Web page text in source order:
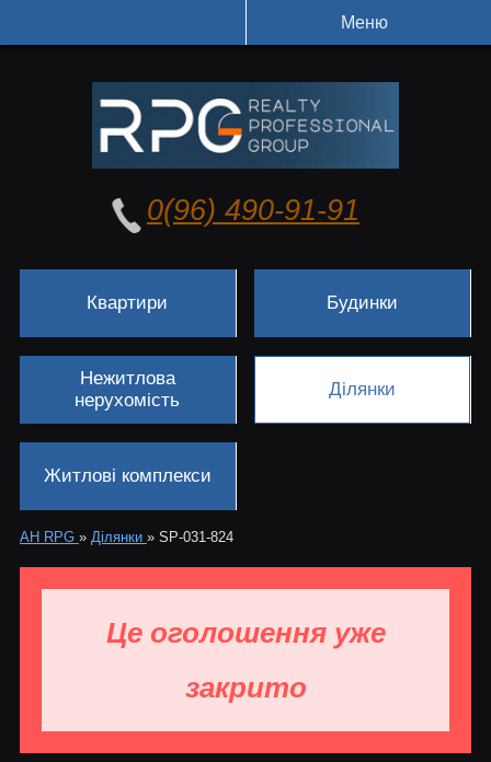
Меню
0(96) 490-91-91
Квартири Будинки
Нежитлова
нерухомість
Ділянки
Житлові комплекси
АН RPG » Ділянки » SP-031-824
Це оголошення уже
закрито